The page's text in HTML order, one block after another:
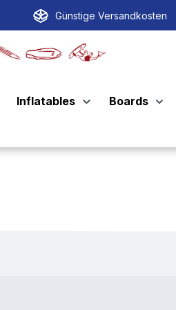
Günstige Versandkosten
Inflatables Boards